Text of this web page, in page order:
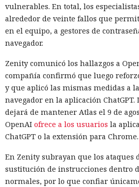
vulnerables. En total, los
alrededor de veinte fallos que
en el equipo, a gestores de
navegador.
Zenity comunicó los hallazgos a
compañía confirmó que luego
y que aplicó las mismas medidas a
navegador en la aplicación
dejará de mantener Atlas el 9 de
OpenAI ofrece a los usuarios la
ChatGPT o la extensión para Chrome.
En Zenity subrayan que los ataques
sustitución de instrucciones dentro
normales, por lo que confiar